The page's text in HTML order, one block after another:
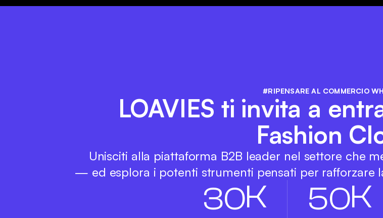
#RIPENSARE AL COMMERCIO
LOAVIES ti invita a
Fashion
Unisciti alla piattaforma B2B leader nel settore che
— ed esplora i potenti strumenti pensati per rafforzare
30K 50K